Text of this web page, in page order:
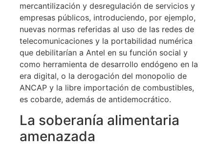
mercantilización y desregulación de servicios y
empresas públicos, introduciendo, por ejemplo,
nuevas normas referidas al uso de las redes de
telecomunicaciones y la portabilidad numérica
que debilitarían a Antel en su función social y
como herramienta de desarrollo endógeno en la
era digital, o la derogación del monopolio de
ANCAP y la libre importación de combustibles,
es cobarde, además de antidemocrático.
La soberanía alimentaria
amenazada